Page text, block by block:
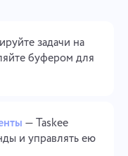
задачи на
буфером для
— Taskee
и управлять ею
работы